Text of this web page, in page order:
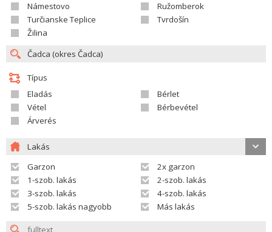
Námestovo
Ružomberok
Turčianske Teplice
Tvrdošín
Žilina
Típus
Eladás
Bérlet
Vétel
Bérbevétel
Árverés
Lakás
Garzon
2x garzon
1-szob. lakás
2-szob. lakás
3-szob. lakás
4-szob. lakás
5-szob. lakás nagyobb
Más lakás